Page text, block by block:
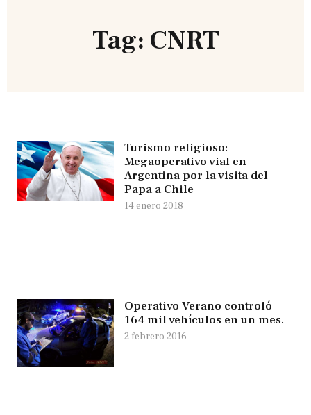
Tag: CNRT
Turismo religioso:
Megaoperativo vial en
Argentina por la visita del
Papa a Chile
14 enero 2018
Operativo Verano controló
164 mil vehículos en un mes.
2 febrero 2016